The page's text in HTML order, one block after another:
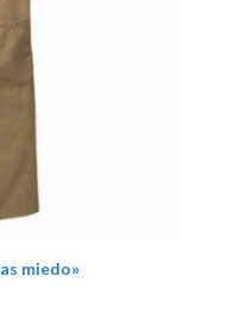
miedo»